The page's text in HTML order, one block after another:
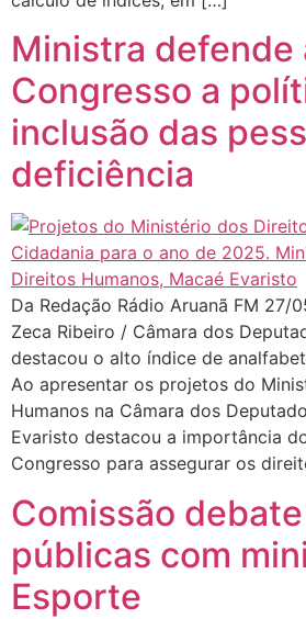
Ministra defende
Congresso a
inclusão das
deficiência
Da Redação Rádio Aruanã FM 27/
Zeca Ribeiro / Câmara dos
destacou o alto índice de
Ao apresentar os projetos do
Humanos na Câmara dos
Evaristo destacou a importância
Congresso para assegurar os
Comissão
públicas com
Esporte